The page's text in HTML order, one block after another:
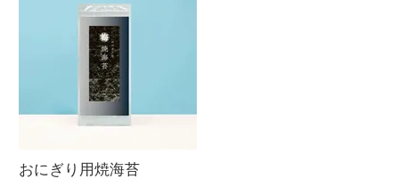
おにぎり用焼海苔